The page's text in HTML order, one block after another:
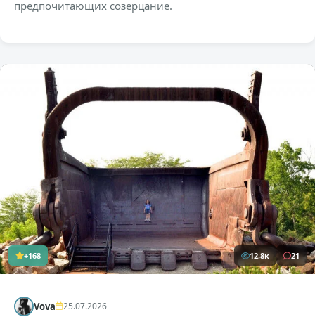
предпочитающих созерцание.
+168 12,8к 21
Vova 25.07.2026